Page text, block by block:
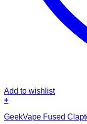
Add to wishlist
+
GeekVape Fused